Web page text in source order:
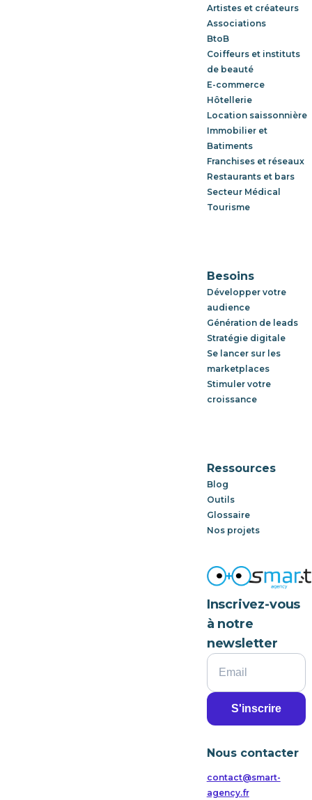
Inscrivez-vous
à notre
newsletter
Nous contacter
contact@smart-
agency.fr
Artistes et créateurs
Associations
BtoB
Coiffeurs et instituts
de beauté
E-commerce
Hôtellerie
Location saissonnière
Immobilier et
Batiments
Franchises et réseaux
Restaurants et bars
Secteur Médical
Tourisme
Besoins
Développer votre
audience
Génération de leads
Stratégie digitale
Se lancer sur les
marketplaces
Stimuler votre
croissance
Ressources
Blog
Outils
Glossaire
Nos projets